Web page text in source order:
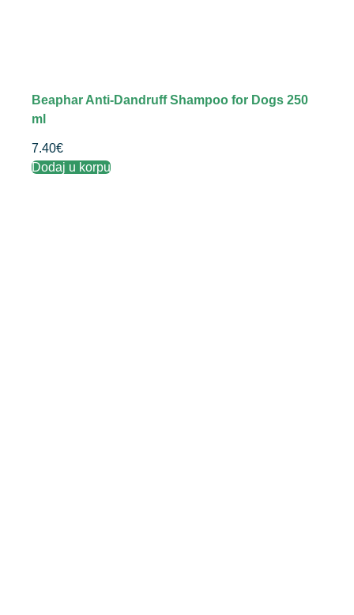
Beaphar Anti-Dandruff Shampoo for Dogs 250
ml
7.40€
Dodaj u korpu